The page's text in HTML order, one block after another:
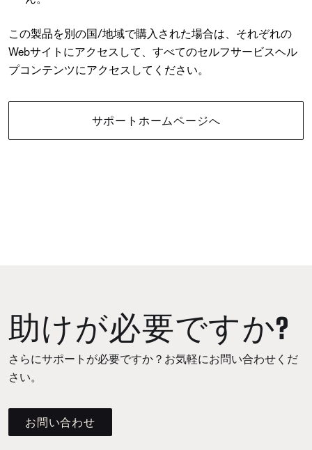
この製品を別の国/地域で購入された場合は、それぞれの
Webサイトにアクセスして、すべてのセルフサービスヘル
プコンテンツにアクセスしてください。
サポートホームページへ
助けが必要ですか?
さらにサポートが必要ですか？お気軽にお問い合わせくだ
さい。
お問い合わせ